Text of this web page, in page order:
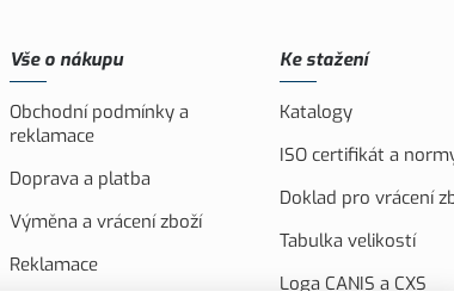
Vše o nákupu
Obchodní podmínky a
reklamace
Doprava a platba
Výměna a vrácení zboží
Reklamace
Ke stažení
Katalogy
ISO certifikát a
Doklad pro vrácení
Tabulka velikostí
Loga CANIS a CXS